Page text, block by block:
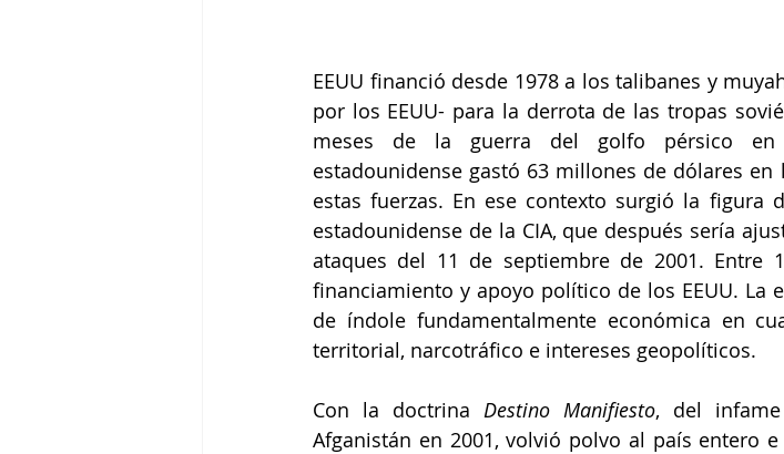
EEUU financió desde 1978 a los talibanes y
por los EEUU- para la derrota de las tropas
meses de la guerra del golfo pérsico en
estadounidense gastó 63 millones de dólares
estas fuerzas. En ese contexto surgió la figura
estadounidense de la CIA, que después sería
ataques del 11 de septiembre de 2001. Entre
financiamiento y apoyo político de los EEUU. La
de índole fundamentalmente económica en
territorial, narcotráfico e intereses geopolíticos.
Con la doctrina Destino Manifiesto, del infame
Afganistán en 2001, volvió polvo al país entero